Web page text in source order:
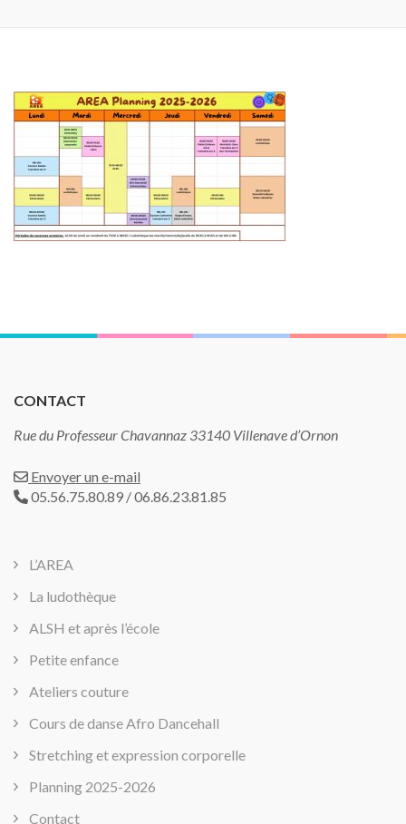
CONTACT
Rue du Professeur Chavannaz 33140 Villenave d’Ornon
Envoyer un e-mail
05.56.75.80.89 / 06.86.23.81.85
L’AREA
La ludothèque
ALSH et après l’école
Petite enfance
Ateliers couture
Cours de danse Afro Dancehall
Stretching et expression corporelle
Planning 2025-2026
Contact